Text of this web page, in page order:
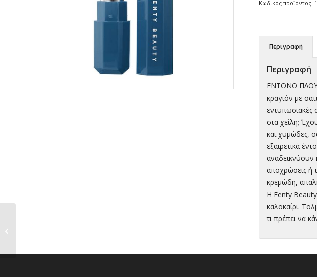
Κωδικός προϊόντος:
Περιγραφή
Περιγραφή
ΕΝΤΟΝΟ
κραγιόν με
εντυπωσιακές
στα χείλη;
και χυμώδες,
εξαιρετικά
αναδεικνύουν
αποχρώσεις ή
κρεμώδη,
Η Fenty
καλοκαίρι.
τι πρέπει να